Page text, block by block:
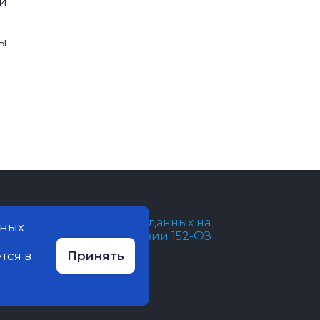
персональных данных на
ведется в соответствии 152-ФЗ
в
Принять